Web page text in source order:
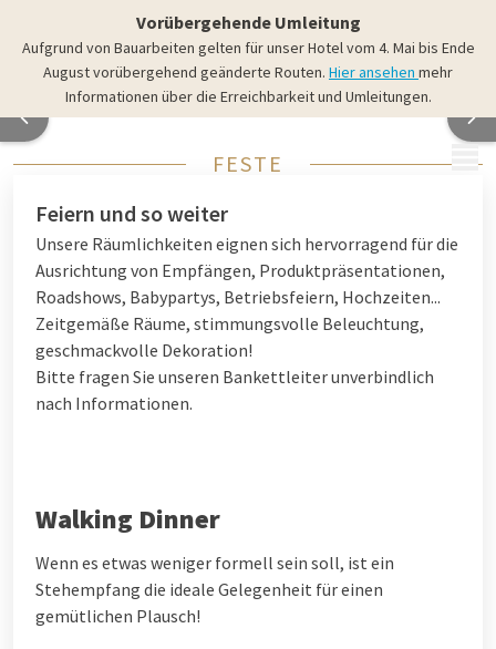
Vorübergehende Umleitung
Aufgrund von Bauarbeiten gelten für unser Hotel vom 4. Mai bis Ende
August vorübergehend geänderte Routen. Hier ansehen mehr
Informationen über die Erreichbarkeit und Umleitungen.
FESTE
Feiern und so weiter
Unsere Räumlichkeiten eignen sich hervorragend für die
Ausrichtung von Empfängen, Produktpräsentationen,
Roadshows, Babypartys, Betriebsfeiern, Hochzeiten...
Zeitgemäße Räume, stimmungsvolle Beleuchtung,
geschmackvolle Dekoration!
Bitte fragen Sie unseren Bankettleiter unverbindlich
nach Informationen.
Walking Dinner
Wenn es etwas weniger formell sein soll, ist ein
Stehempfang die ideale Gelegenheit für einen
gemütlichen Plausch!